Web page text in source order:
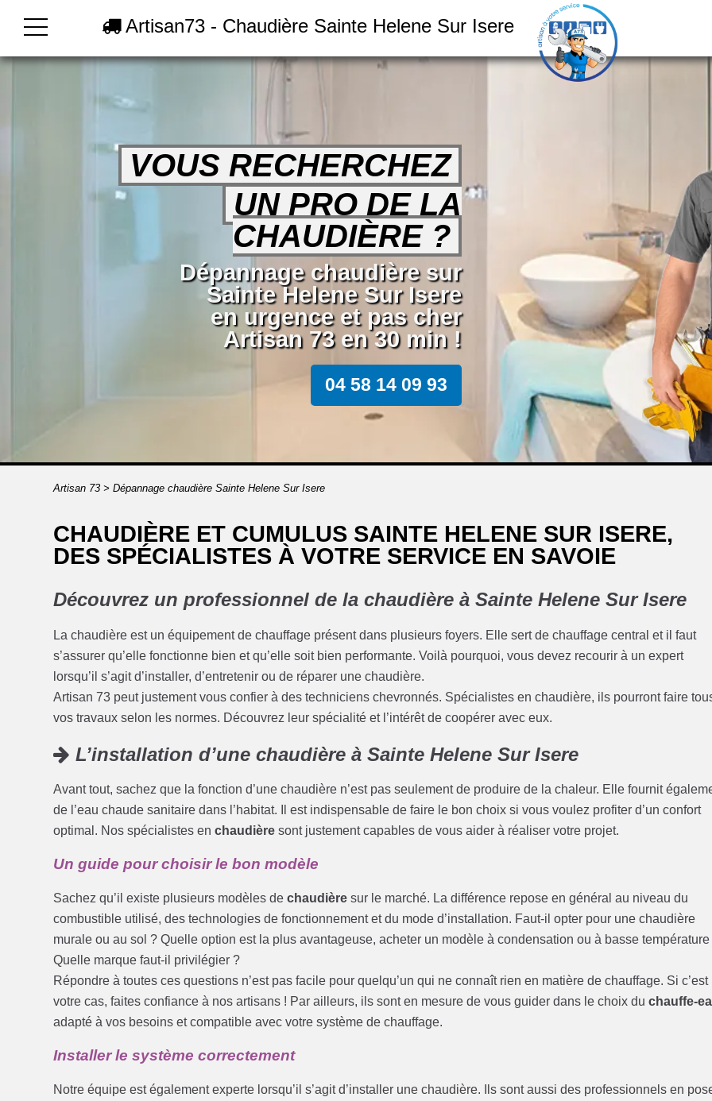
Artisan73 - Chaudière Sainte Helene Sur Isere
VOUS RECHERCHEZ
UN PRO DE LA
CHAUDIÈRE ?
Dépannage chaudière sur
Sainte Helene Sur Isere
en urgence et pas cher
Artisan 73 en 30 min !
04 58 14 09 93
Artisan 73> Dépannage chaudière Sainte Helene Sur Isere
CHAUDIÈRE ET CUMULUS SAINTE HELENE SUR ISERE,
DES SPÉCIALISTES À VOTRE SERVICE EN SAVOIE
Découvrez un professionnel de la chaudière à Sainte Helene Sur Isere
La chaudière est un équipement de chauffage présent dans plusieurs foyers. Elle sert de chauffage central et il faut
s’assurer qu’elle fonctionne bien et qu’elle soit bien performante. Voilà pourquoi, vous devez recourir à un expert
lorsqu’il s’agit d’installer, d’entretenir ou de réparer une chaudière.
Artisan 73 peut justement vous confier à des techniciens chevronnés. Spécialistes en chaudière, ils pourront faire
vos travaux selon les normes. Découvrez leur spécialité et l’intérêt de coopérer avec eux.
L’installation d’une chaudière à Sainte Helene Sur Isere
Avant tout, sachez que la fonction d’une chaudière n’est pas seulement de produire de la chaleur. Elle fournit
de l’eau chaude sanitaire dans l’habitat. Il est indispensable de faire le bon choix si vous voulez profiter d’un confort
optimal. Nos spécialistes enchaudière sont justement capables de vous aider à réaliser votre projet.
Un guide pour choisir le bon modèle
Sachez qu’il existe plusieurs modèles dechaudière sur le marché. La différence repose en général au niveau du
combustible utilisé, des technologies de fonctionnement et du mode d’installation. Faut-il opter pour une chaudière
murale ou au sol ? Quelle option est la plus avantageuse, acheter un modèle à condensation ou à basse température
Quelle marque faut-il privilégier ?
Répondre à toutes ces questions n’est pas facile pour quelqu’un qui ne connaît rien en matière de chauffage. Si c’est
votre cas, faites confiance à nos artisans ! Par ailleurs, ils sont en mesure de vous guider dans le choix duchauffe-
adapté à vos besoins et compatible avec votre système de chauffage.
Installer le système correctement
Notre équipe est également experte lorsqu’il s’agit d’installer une chaudière. Ils sont aussi des professionnels en